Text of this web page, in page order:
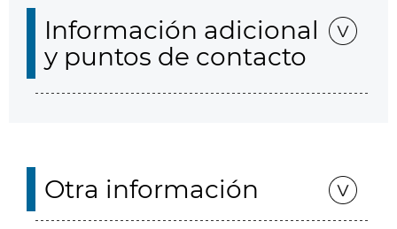
Información adicional
y puntos de contacto
Otra información